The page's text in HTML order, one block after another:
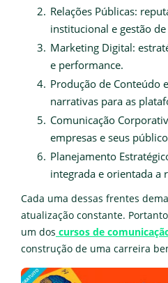
Relações Públicas:
institucional e gestão de
Marketing Digital:
e performance.
Produção de Conteúdo
narrativas para as
Comunicação
empresas e seus
Planejamento
integrada e orientada a
Cada uma dessas frentes
atualização constante.
um dos cursos de
construção de uma carreira